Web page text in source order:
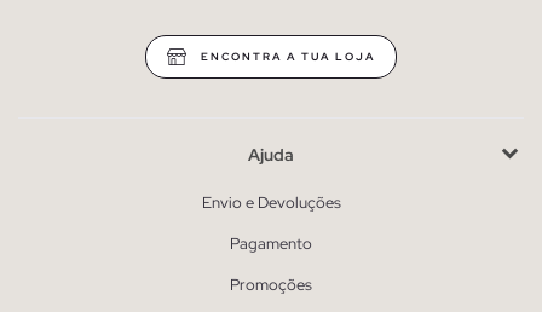
ENCONTRA A TUA LOJA
Ajuda
Envio e Devoluções
Pagamento
Promoções